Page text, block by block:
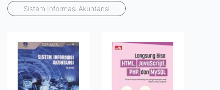
Sistem Informasi Akuntansi